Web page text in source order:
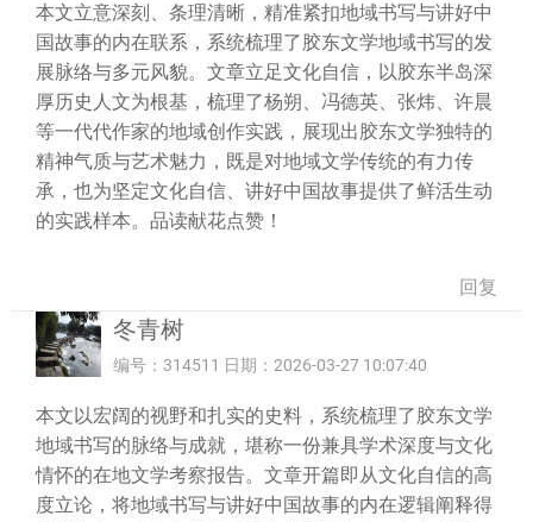
本文立意深刻、条理清晰，精准紧扣地域书写与讲好中
国故事的内在联系，系统梳理了胶东文学地域书写的发
展脉络与多元风貌。文章立足文化自信，以胶东半岛深
厚历史人文为根基，梳理了杨朔、冯德英、张炜、许晨
等一代代作家的地域创作实践，展现出胶东文学独特的
精神气质与艺术魅力，既是对地域文学传统的有力传
承，也为坚定文化自信、讲好中国故事提供了鲜活生动
的实践样本。品读献花点赞！
回复
冬青树
编号：314511 日期：2026-03-27 10:07:40
本文以宏阔的视野和扎实的史料，系统梳理了胶东文学
地域书写的脉络与成就，堪称一份兼具学术深度与文化
情怀的在地文学考察报告。文章开篇即从文化自信的高
度立论，将地域书写与讲好中国故事的内在逻辑阐释得